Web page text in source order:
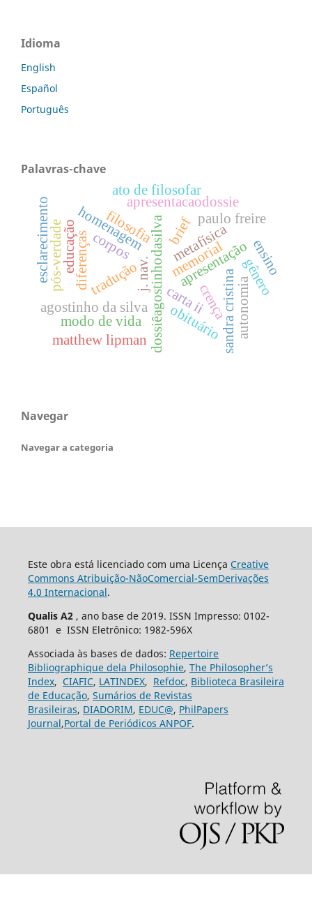
Idioma
English
Español
Português
Palavras-chave
apresentação
dossiêagostinhodasilva
apresentacaodossie
tradução
brief
j. nav.
agostinho da silva carta ii sandra cristina
obituário
homenagem
memorial
diferençascorpos
filosofia metafísica
modo de vida
paulo freire
matthew lipman
ato de filosofar
educação
pós-verdade
crença
gênero
autonomia
esclarecimento ensino
Navegar
Navegar a categoria
Este obra está licenciado com uma Licença Creative
Commons Atribuição-NãoComercial-SemDerivações
4.0 Internacional.
Qualis A2 , ano base de 2019. ISSN Impresso: 0102-
6801 e ISSN Eletrônico: 1982-596X
Associada às bases de dados: Repertoire
Bibliographique dela Philosophie, The Philosopher’s
Index, CIAFIC, LATINDEX, Refdoc, Biblioteca Brasileira
de Educação, Sumários de Revistas
Brasileiras, DIADORIM, EDUC@, PhilPapers
Journal,Portal de Periódicos ANPOF.